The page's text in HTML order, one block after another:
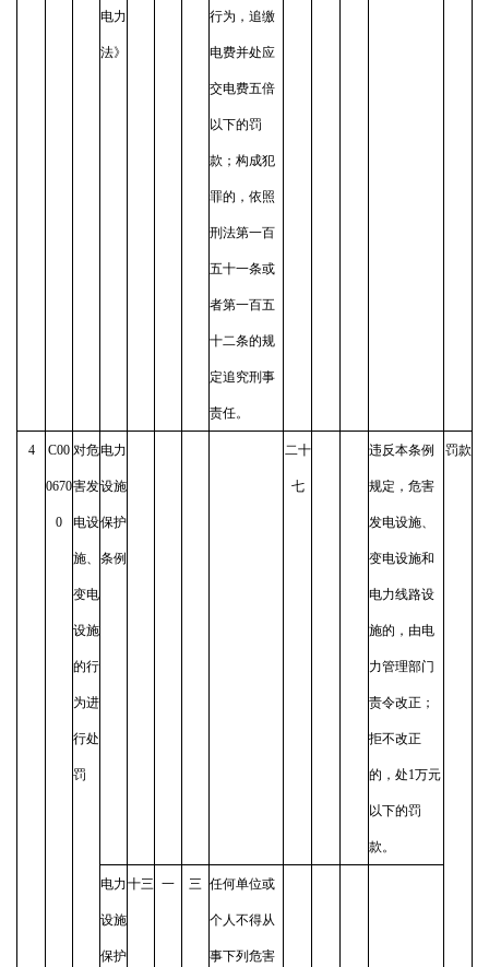
电力
法》
行为，追缴
电费并处应
交电费五倍
以下的罚
款；构成犯
罪的，依照
刑法第一百
五十一条或
者第一百五
十二条的规
定追究刑事
责任。
4 C00
0670
0
对危
害发
电设
施、
变电
设施
的行
为进
行处
罚
电力
设施
保护
条例
二十
七
违反本条例
规定，危害
发电设施、
变电设施和
电力线路设
施的，由电
力管理部门
责令改正；
拒不改正
的，处1万元
以下的罚
款。
罚款
电力
设施
保护
十三 一 三 任何单位或
个人不得从
事下列危害